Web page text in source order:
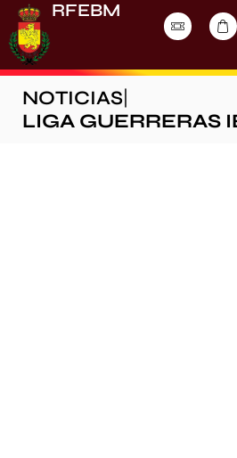
RFEBM
NOTICIAS
LIGA GUERRERAS